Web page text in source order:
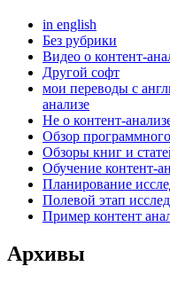
in english
Без рубрики
Видео о контент-
Другой софт
мои переводы с
анализе
Не о контент-
Обзор
Обзоры книг и
Обучение контент-
Планирование
Полевой этап
Пример контент
Архивы